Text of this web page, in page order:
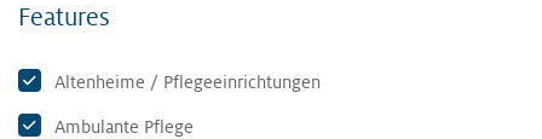
Features
Altenheime / Pflegeeinrichtungen
Ambulante Pflege